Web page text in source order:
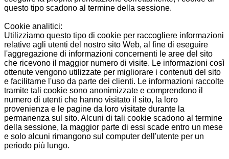
questo tipo scadono al termine della sessione.
Cookie analitici:
Utilizziamo questo tipo di cookie per raccogliere informazioni
relative agli utenti del nostro sito Web, al fine di eseguire
l'aggregazione di informazioni concernenti le aree del sito
che ricevono il maggior numero di visite. Le informazioni così
ottenute vengono utilizzate per migliorare i contenuti del sito
e facilitarne l'uso da parte dei clienti. Le informazioni raccolte
tramite tali cookie sono anonimizzate e comprendono il
numero di utenti che hanno visitato il sito, la loro
provenienza e le pagine da loro visitate durante la
permanenza sul sito. Alcuni di tali cookie scadono al termine
della sessione, la maggior parte di essi scade entro un mese
e solo alcuni rimangono sul computer dell'utente per un
periodo più lungo.